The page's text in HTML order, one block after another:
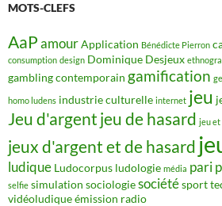
MOTS-CLEFS
AaPamourApplication Bénédicte Pierron
consumption design Dominique Desjeux
gambling contemporain gamification
homo ludens industrie culturelle internet jeu
Jeu d'argent jeu de hasard jeu et
jeux d'argent et de hasard
ludique Ludocorpus ludologie média pari
selfie simulation sociologiesociétésport
vidéoludiqueémission radio